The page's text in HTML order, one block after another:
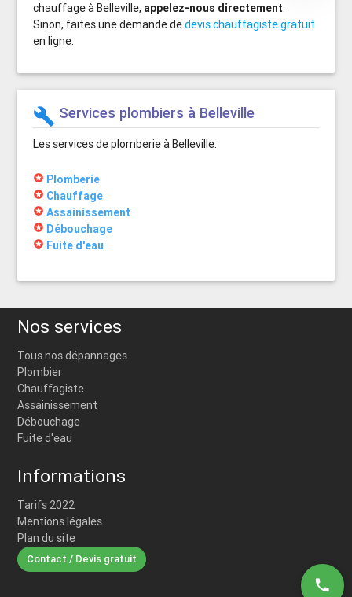
phone
chauffage à Belleville, appelez-nous directement.
Sinon, faites une demande dedevis chauffagiste gratuit
en ligne.
build Services plombiers à Belleville
Les services de plomberie à Belleville:
stars Plomberie
stars Chauffage
stars Assainissement
stars Débouchage
stars Fuite d'eau
Nos services
Tous nos dépannages
Plombier
Chauffagiste
Assainissement
Débouchage
Fuite d'eau
Informations
Tarifs 2022
Mentions légales
Plan du site
Contact / Devis gratuit